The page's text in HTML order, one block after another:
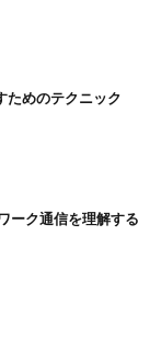
ためのテクニック
ーク通信を理解する